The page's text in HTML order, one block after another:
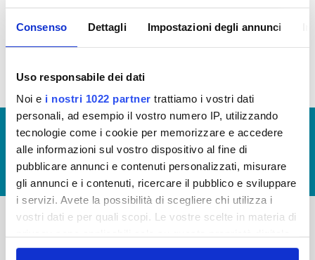
Consenso Dettagli Impostazioni degli annunci
Uso responsabile dei dati
Noi e i nostri 1022 partner trattiamo i vostri dati
personali, ad esempio il vostro numero IP, utilizzando
tecnologie come i cookie per memorizzare e accedere
alle informazioni sul vostro dispositivo al fine di
pubblicare annunci e contenuti personalizzati, misurare
gli annunci e i contenuti, ricercare il pubblico e sviluppare
i servizi. Avete la possibilità di scegliere chi utilizza i
vostri dati e per quali scopi. Le vostre scelte in materia di
in cui avete effettuato le vostre scelte. È possibile
Premi erogati anno 2016 (allego file)
© Copyright 2017 - 2026
GLOSSARIO
GIUDICA IL SERVIZIO
LAVORA CON NOI